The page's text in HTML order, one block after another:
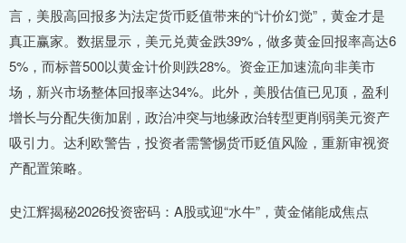
言，美股高回报多为法定货币贬值带来的“计价幻觉”，黄金才是
真正赢家。数据显示，美元兑黄金跌39%，做多黄金回报率高达6
5%，而标普500以黄金计价则跌28%。资金正加速流向非美市
场，新兴市场整体回报率达34%。此外，美股估值已见顶，盈利
增长与分配失衡加剧，政治冲突与地缘政治转型更削弱美元资产
吸引力。达利欧警告，投资者需警惕货币贬值风险，重新审视资
产配置策略。
史江辉揭秘2026投资密码：A股或迎“水牛”，黄金储能成焦点